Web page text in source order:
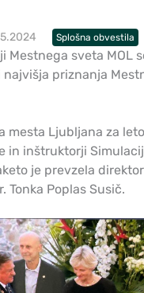
Splošna obvestila
Mestnega sveta MOL
priznanja
mesta Ljubljana za
in inštruktorji
je prevzela
Tonka Poplas Susič.